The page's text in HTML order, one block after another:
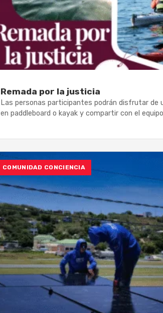
Remada por la justicia
Las personas participantes podrán disfrutar de
en paddleboard o kayak y compartir con el
COMUNIDAD CONCIENCIA